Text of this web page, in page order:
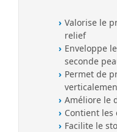
Valorise le
relief
Enveloppe
seconde
Permet de
Améliore le
Contient les
Facilite le